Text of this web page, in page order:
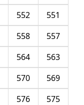
551
552
557
558
563
564
569
570
575
576